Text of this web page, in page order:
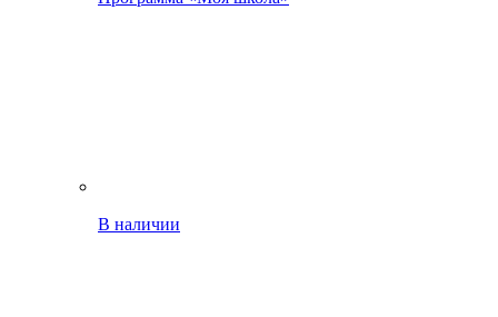
В наличии